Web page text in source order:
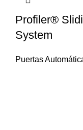
Profiler®
System
Puertas